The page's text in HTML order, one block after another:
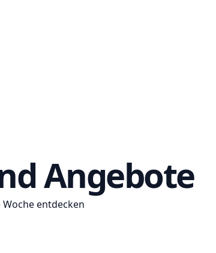
Angebote
entdecken